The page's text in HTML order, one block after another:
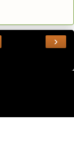
›